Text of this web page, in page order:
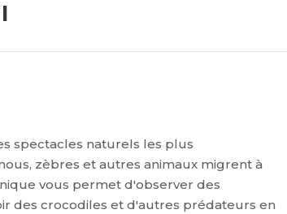
spectacles naturels les plus
zèbres et autres animaux migrent à
vous permet d'observer des
des crocodiles et d'autres prédateurs en